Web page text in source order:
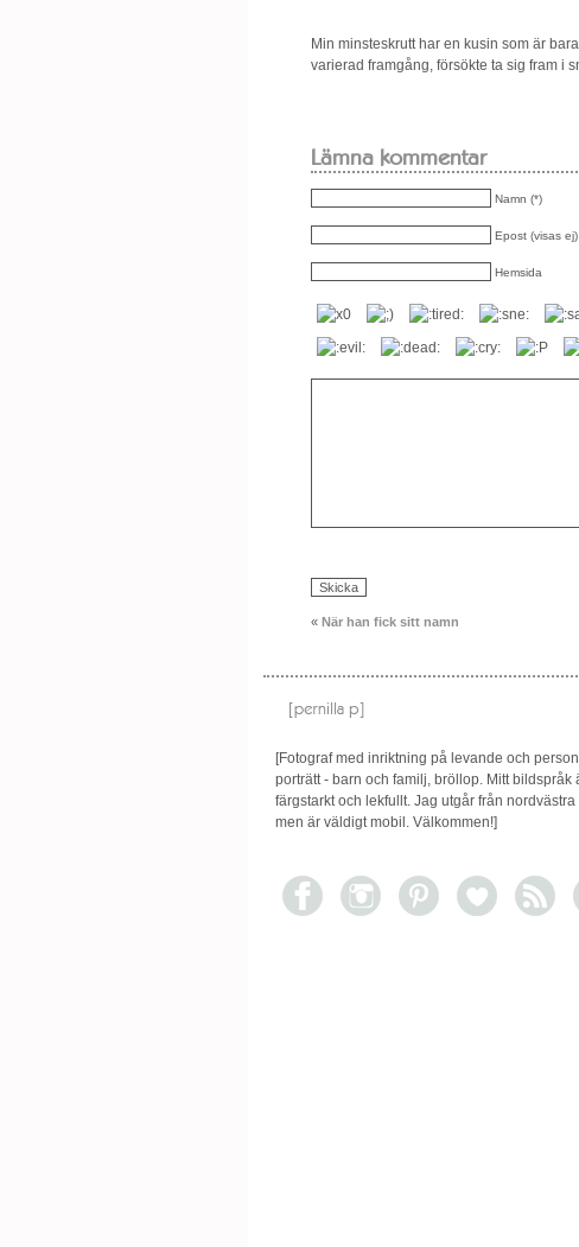
Min minsteskrutt har en kusin som är
varierad framgång, försökte ta sig fram i
Lämna kommentar
Namn (*)
Epost (visas ej)
Hemsida
« När han fick sitt namn
[Fotograf med inriktning på levande och
porträtt - barn och familj, bröllop. Mitt bildspråk
färgstarkt och lekfullt. Jag utgår från nordvästra
men är väldigt mobil. Välkommen!]